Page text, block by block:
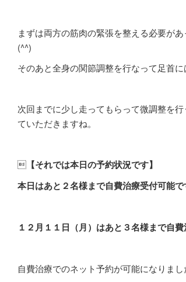
まずは両方の筋肉の緊張を整える必要が
(^^)
そのあと全身の関節調整を行なって足首
次回までに少し走ってもらって微調整を
ていただきますね。
 【それでは本日の予約状況です】
本日はあと２名様まで自費治療受付可能で
１２月１１日（月）はあと３名様まで自費
自費治療でのネット予約が可能になりまし